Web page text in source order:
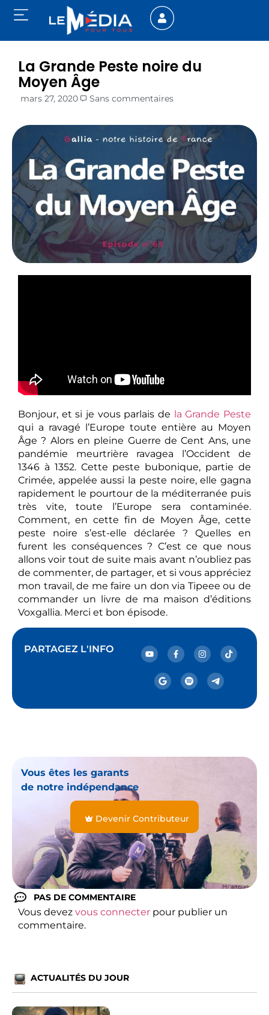
La Grande Peste noire du
Moyen Âge
mars 27, 2020 Sans commentaires
Bonjour, et si je vous parlais de la Grande Peste
qui a ravagé l’Europe toute entière au Moyen
Âge ? Alors en pleine Guerre de Cent Ans, une
pandémie meurtrière ravagea l’Occident de
1346 à 1352. Cette peste bubonique, partie de
Crimée, appelée aussi la peste noire, elle gagna
rapidement le pourtour de la méditerranée puis
très vite, toute l’Europe sera contaminée.
Comment, en cette fin de Moyen Âge, cette
peste noire s’est-elle déclarée ? Quelles en
furent les conséquences ? C’est ce que nous
allons voir tout de suite mais avant n’oubliez pas
de commenter, de partager, et si vous appréciez
mon travail, de me faire un don via Tipeee ou de
commander un livre de ma maison d’éditions
Voxgallia. Merci et bon épisode.
PARTAGEZ L'INFO
Vous êtes les garants
de notre indépendance
Devenir Contributeur
PAS DE COMMENTAIRE
Vous devez vous connecter pour publier un
commentaire.
ACTUALITÉS DU JOUR